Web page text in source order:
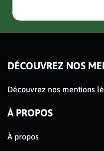
DÉCOUVREZ NOS
Découvrez nos mentions
À PROPOS
À propos